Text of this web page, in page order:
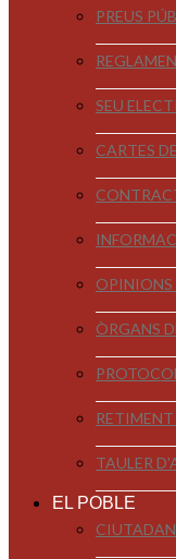
PREUS
SEU
CARTES
OPINIONS
ÒRGANS
TAULER
EL POBLE